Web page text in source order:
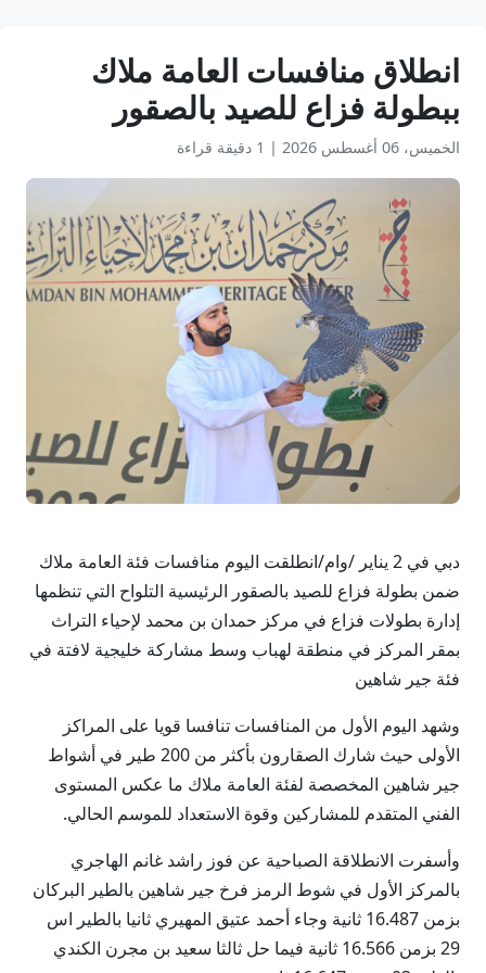
انطلاق منافسات العامة ملاك
ببطولة فزاع للصيد بالصقور
الخميس، 06 أغسطس 2026 | 1 دقيقة قراءة
دبي في 2 يناير /وام/انطلقت اليوم منافسات فئة العامة ملاك
ضمن بطولة فزاع للصيد بالصقور الرئيسية التلواح التي تنظمها
إدارة بطولات فزاع في مركز حمدان بن محمد لإحياء التراث
بمقر المركز في منطقة لهباب وسط مشاركة خليجية لافتة في
فئة جير شاهين
وشهد اليوم الأول من المنافسات تنافسا قويا على المراكز
الأولى حيث شارك الصقارون بأكثر من 200 طير في أشواط
جير شاهين المخصصة لفئة العامة ملاك ما عكس المستوى
الفني المتقدم للمشاركين وقوة الاستعداد للموسم الحالي.
وأسفرت الانطلاقة الصباحية عن فوز راشد غانم الهاجري
بالمركز الأول في شوط الرمز فرخ جير شاهين بالطير البركان
بزمن 16.487 ثانية وجاء أحمد عتيق المهيري ثانيا بالطير اس
29 بزمن 16.566 ثانية فيما حل ثالثا سعيد بن مجرن الكندي